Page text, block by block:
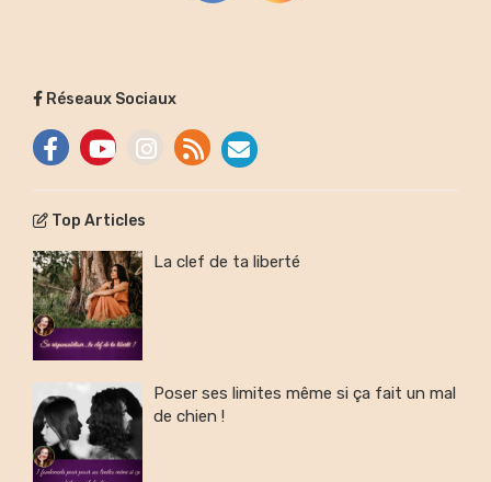
Réseaux Sociaux
Top Articles
La clef de ta liberté
Poser ses limites même si ça fait un mal
de chien !